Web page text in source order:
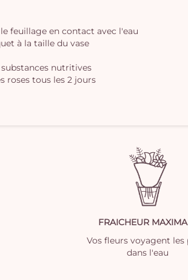
feuillage en contact avec l'eau
à la taille du vase
substances nutritives
roses tous les 2 jours
FRAICHEUR
Vos fleurs voyagent les
dans l'eau